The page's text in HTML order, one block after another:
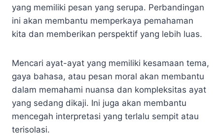
yang memiliki pesan yang serupa. Perbandingan
ini akan membantu memperkaya pemahaman
kita dan memberikan perspektif yang lebih luas.
Mencari ayat-ayat yang memiliki kesamaan tema,
gaya bahasa, atau pesan moral akan membantu
dalam memahami nuansa dan kompleksitas ayat
yang sedang dikaji. Ini juga akan membantu
mencegah interpretasi yang terlalu sempit atau
terisolasi.